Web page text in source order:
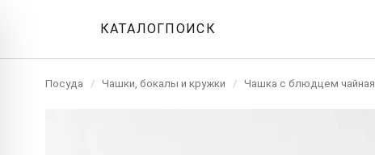
КАТАЛОГПОИСК
Посуда / Чашки, бокалы и кружки / Чашка с блюдцем чайная